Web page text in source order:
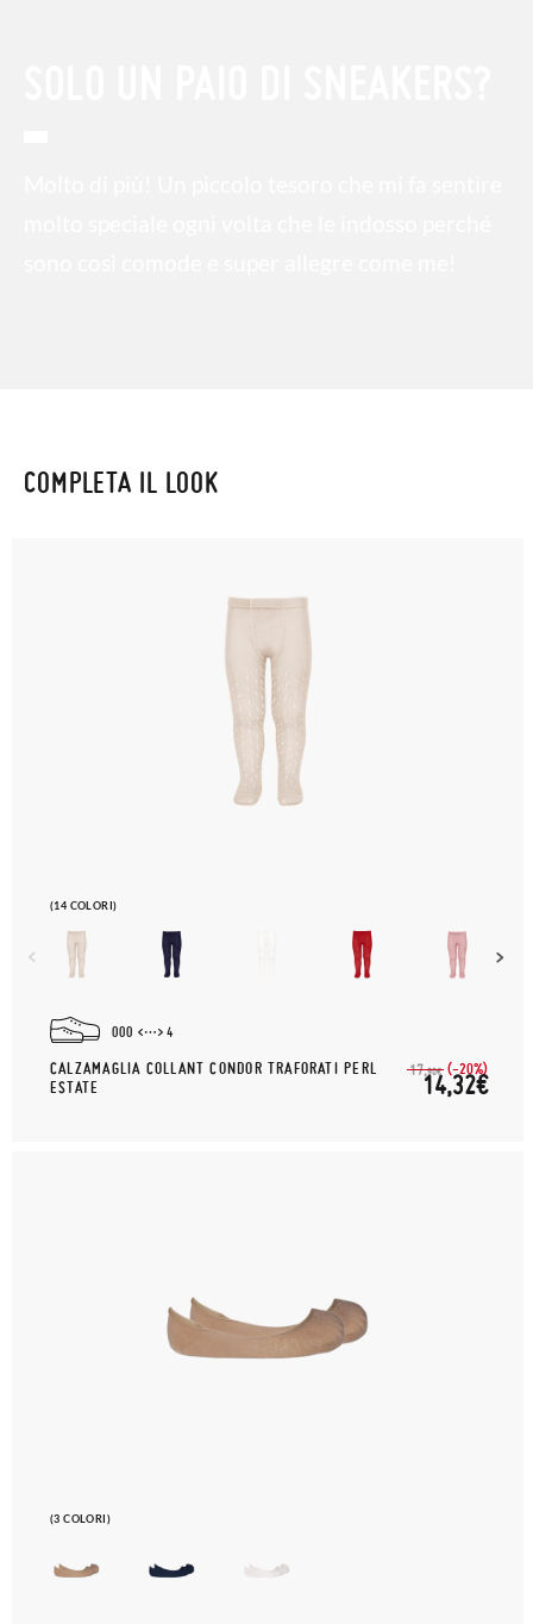
COMPLETA IL LOOK
(14 COLORI)
000 4
CALZAMAGLIA COLLANT CONDOR TRAFORATI PERL
ESTATE
17,90€ (-20%)
14,32€
(3 COLORI)